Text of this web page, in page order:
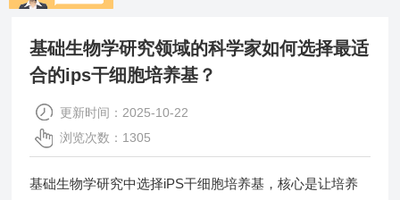
基础生物学研究领域的科学家如何选择最适
合的ips干细胞培养基？
更新时间：2025-10-22
浏览次数：1305
基础生物学研究中选择iPS干细胞培养基，核心是让培养